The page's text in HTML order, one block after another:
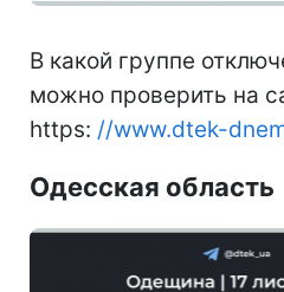
В какой группе
можно проверить на
https: //www.dtek-
Одесская область